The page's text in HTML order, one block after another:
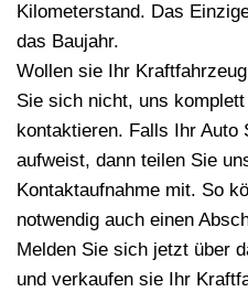
Kilometerstand. Das
das Baujahr.
Wollen sie Ihr
Sie sich nicht, uns
kontaktieren. Falls Ihr Auto
aufweist, dann teilen Sie
Kontaktaufnahme mit. So
notwendig auch einen
Melden Sie sich jetzt über
und verkaufen sie Ihr